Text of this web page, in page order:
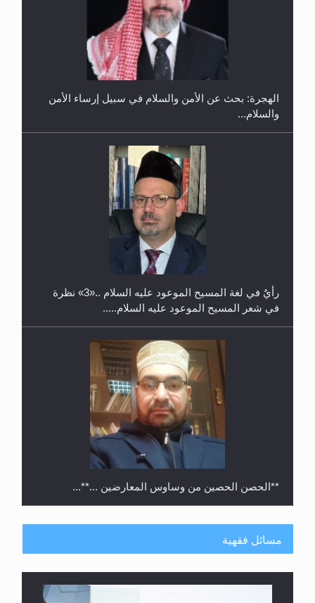
إتمام حفظ القرآن الكريم لثلاثة طلاب من مدرسة الحفظ
حفل توزيع الشهادات في الجامعة الأحمدية بنيجيريا لعام
الهجرة: بحث عن الأمن والسلام في سبيل إرساء الأمن
والسلام...
رأيٌ في لغة المسيح الموعود عليه السلام ..«3» نظرة
في شعر المسيح الموعود عليه السلام.....
**الحصن الحصين من وساوس المعارضين ...**...
مسائل فقهية